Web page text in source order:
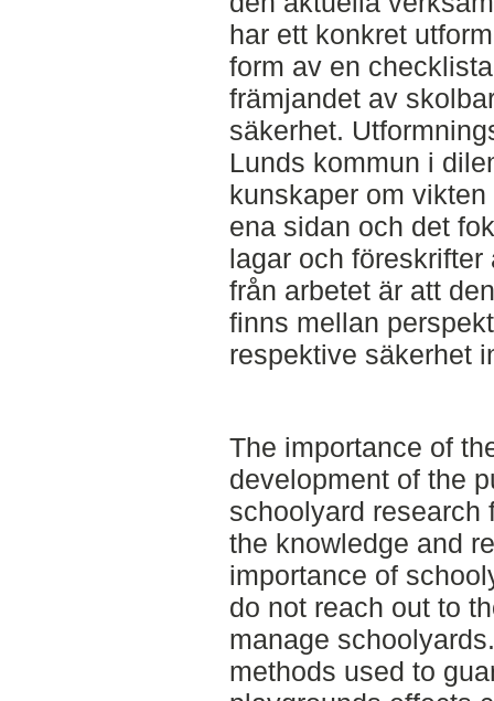
har ett konkret
form av en
främjandet av
säkerhet.
Lunds kommun i
kunskaper om
ena sidan och det
lagar och
från arbetet är att
finns mellan
respektive säkerhet
The importance of
development of the
schoolyard research
the knowledge and
importance of
do not reach out to
manage
methods used to